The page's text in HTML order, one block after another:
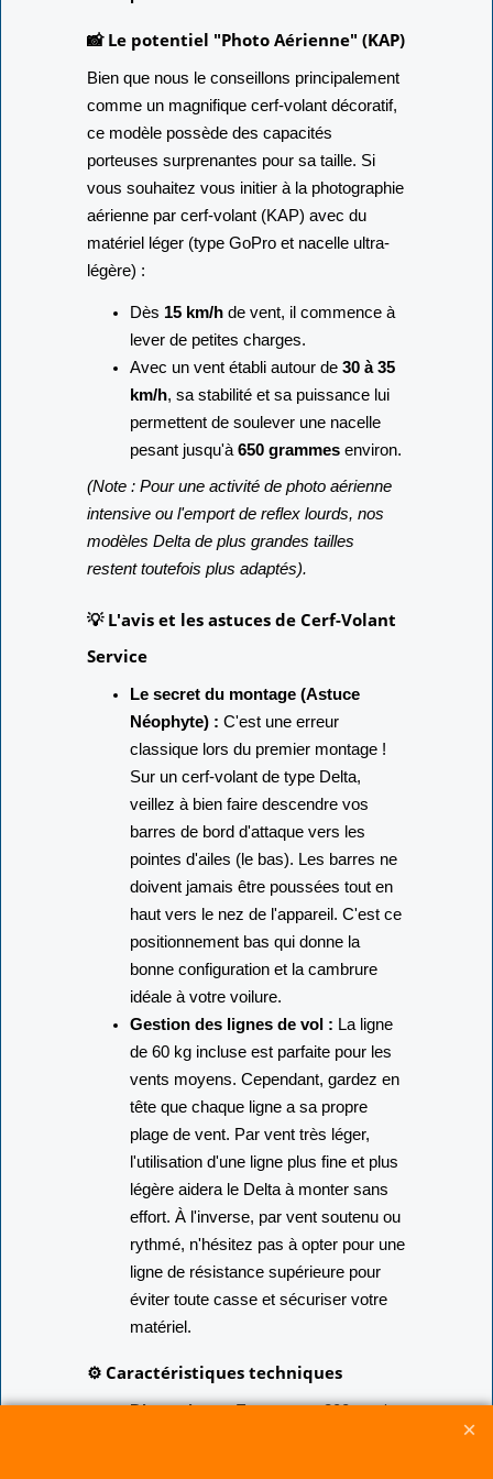
📸 Le potentiel "Photo Aérienne" (KAP)
Bien que nous le conseillons principalement
comme un magnifique cerf-volant décoratif,
ce modèle possède des capacités
porteuses surprenantes pour sa taille. Si
vous souhaitez vous initier à la photographie
aérienne par cerf-volant (KAP) avec du
matériel léger (type GoPro et nacelle ultra-
légère) :
Dès 15 km/hde vent, il commence à
lever de petites charges.
Avec un vent établi autour de 30 à 35
km/h, sa stabilité et sa puissance lui
permettent de soulever une nacelle
pesant jusqu'à 650 grammesenviron.
(Note : Pour une activité de photo aérienne
intensive ou l'emport de reflex lourds, nos
modèles Delta de plus grandes tailles
restent toutefois plus adaptés).
💡 L'avis et les astuces de Cerf-Volant
Service
Le secret du montage (Astuce
Néophyte) : C'est une erreur
classique lors du premier montage !
Sur un cerf-volant de type Delta,
veillez à bien faire descendre vos
barres de bord d'attaque vers les
pointes d'ailes (le bas). Les barres ne
doivent jamais être poussées tout en
haut vers le nez de l'appareil. C'est ce
positionnement bas qui donne la
bonne configuration et la cambrure
idéale à votre voilure.
Gestion des lignes de vol : La ligne
de 60 kg incluse est parfaite pour les
vents moyens. Cependant, gardez en
tête que chaque ligne a sa propre
plage de vent. Par vent très léger,
l'utilisation d'une ligne plus fine et plus
légère aidera le Delta à monter sans
effort. À l'inverse, par vent soutenu ou
rythmé, n'hésitez pas à opter pour une
ligne de résistance supérieure pour
éviter toute casse et sécuriser votre
matériel.
⚙️ Caractéristiques techniques
Dimensions :Envergure : 200 cm /